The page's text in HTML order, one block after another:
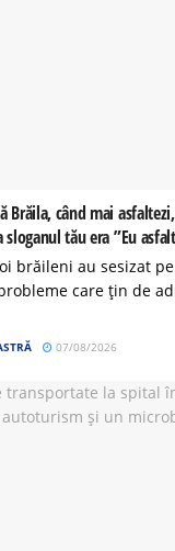
Brăila, când mai
tău era ”Eu
brăileni au sesizat
care țin de
07/08/2026